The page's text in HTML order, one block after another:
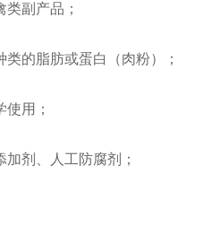
副产品；
的脂肪或蛋白（肉粉）；
用；
剂、人工防腐剂；